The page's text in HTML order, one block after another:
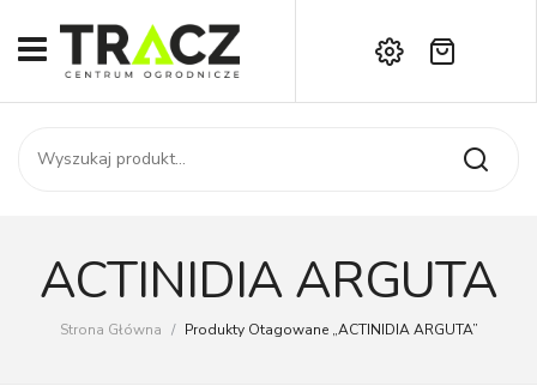
START
SKLEP
AKTUALNOŚCI
Kontakt
Brak produktów w koszyku.
ACTINIDIA ARGUTA
Strona Główna / Produkty Otagowane „ACTINIDIA ARGUTA”